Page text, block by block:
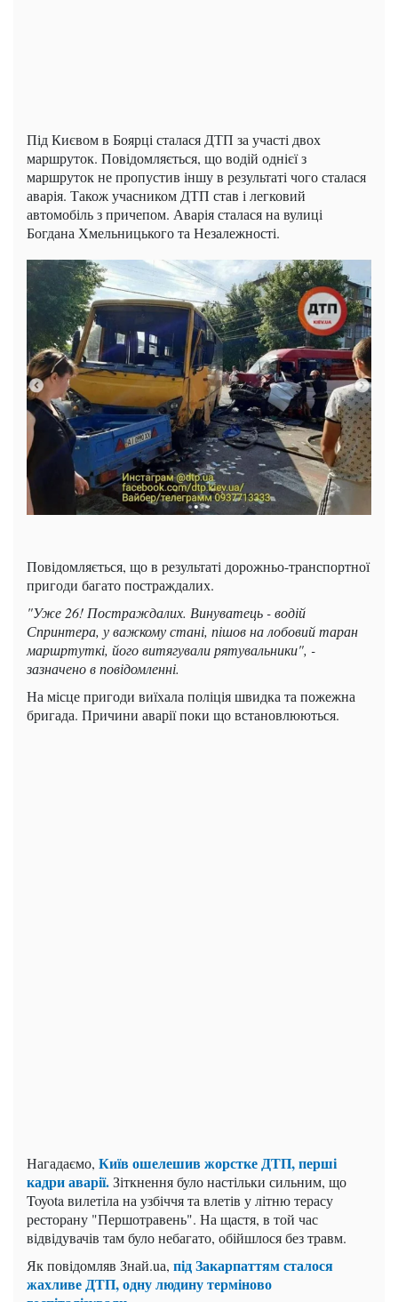
Під Києвом в Боярці сталася ДТП за участі двох
маршруток. Повідомляється, що водій однієї з
маршруток не пропустив іншу в результаті чого сталася
аварія. Також учасником ДТП став і легковий
автомобіль з причепом. Аварія сталася на вулиці
Богдана Хмельницького та Незалежності.
Повідомляється, що в результаті дорожньо-транспортної
пригоди багато постраждалих.
"Уже 26! Постраждалих. Винуватець - водій
Спринтера, у важкому стані, пішов на лобовий таран
маршртуткі, його витягували рятувальники", -
зазначено в повідомленні.
На місце пригоди виїхала поліція швидка та пожежна
бригада. Причини аварії поки що встановлюються.
Нагадаємо, Київ ошелешив жорстке ДТП, перші
кадри аварії.Зіткнення було настільки сильним, що
Toyota вилетіла на узбіччя та влетів у літню терасу
ресторану "Першотравень". На щастя, в той час
відвідувачів там було небагато, обійшлося без травм.
Як повідомляв Знай.uа, під Закарпаттям сталося
жахливе ДТП, одну людину терміново